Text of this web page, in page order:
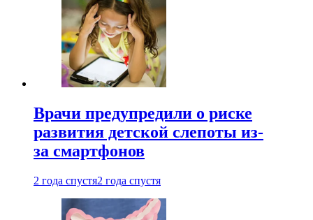
Врачи предупредили о риске
развития детской слепоты из-
за смартфонов
2 года спустя2 года спустя